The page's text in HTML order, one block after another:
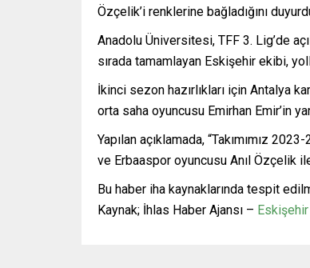
Özçelik’i renklerine bağladığını
Anadolu Üniversitesi, TFF 3. Lig’de
sırada tamamlayan Eskişehir ekibi,
İkinci sezon hazırlıkları için Antalya
orta saha oyuncusu Emirhan Emir’in
Yapılan açıklamada, “Takımımız
ve Erbaaspor oyuncusu Anıl Özçelik
Bu haber iha kaynaklarında tespit
Kaynak; İhlas Haber Ajansı –